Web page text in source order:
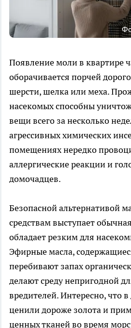
Появление моли в квартире
оборачивается порчей
шерсти, шелка или меха.
насекомых способны
вещи всего за несколько
агрессивных химических
помещениях нередко
аллергические реакции и
домочадцев.
Безопасной альтернативой
средствам выступает
обладает резким для
Эфирные масла,
перебивают запах
делают среду непригодной
вредителей. Интересно, что
ценили дороже золота и
ценных тканей во время